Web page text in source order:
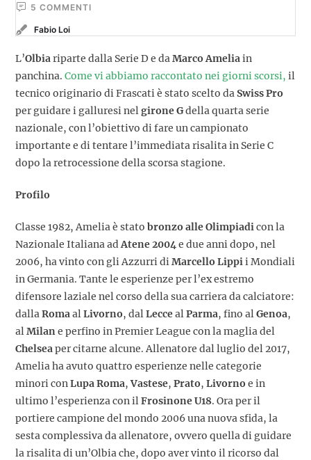
5 COMMENTI
Fabio Loi
L’Olbia riparte dalla Serie D e da Marco Amelia in
panchina. Come vi abbiamo raccontato nei giorni scorsi, il
tecnico originario di Frascati è stato scelto da Swiss Pro
per guidare i galluresi nel girone Gdella quarta serie
nazionale, con l’obiettivo di fare un campionato
importante e di tentare l’immediata risalita in Serie C
dopo la retrocessione della scorsa stagione.
Profilo
Classe 1982, Amelia è stato bronzo alle Olimpiadi con la
Nazionale Italiana ad Atene 2004 e due anni dopo, nel
2006, ha vinto con gli Azzurri di Marcello Lippi i Mondiali
in Germania. Tante le esperienze per l’ex estremo
difensore laziale nel corso della sua carriera da calciatore:
dalla Roma al Livorno, dal Lecceal Parma, fino al Genoa,
al Milan e perfino in Premier League con la maglia del
Chelsea per citarne alcune. Allenatore dal luglio del 2017,
Amelia ha avuto quattro esperienze nelle categorie
minori con Lupa Roma,Vastese, Prato, Livorno e in
ultimo l’esperienza con il Frosinone U18. Ora per il
portiere campione del mondo 2006 una nuova sfida, la
sesta complessiva da allenatore, ovvero quella di guidare
la risalita di un’Olbia che, dopo aver vinto il ricorso dal